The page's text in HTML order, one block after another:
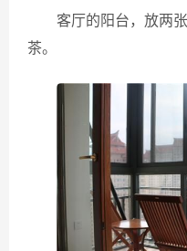
客厅的阳台，放两
茶。